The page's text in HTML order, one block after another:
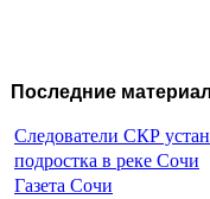
Последние
Следователи СКР
подростка в реке Сочи
Газета Сочи